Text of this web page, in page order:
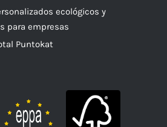
ecológicos y
para empresas
Puntokat